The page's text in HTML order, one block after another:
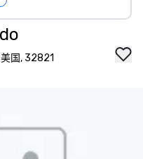
国, 32821